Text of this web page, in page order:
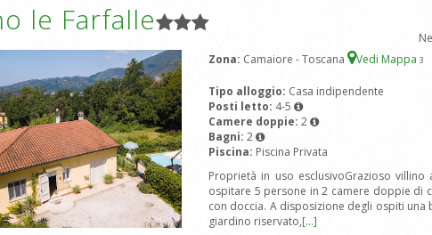
le Farfalle
Zona: Camaiore - Toscana Vedi Mappa 3
Tipo alloggio: Casa indipendente
Posti letto: 4-5
Camere doppie: 2
Bagni: 2
Piscina: Piscina Privata
Proprietà in uso esclusivoGrazioso
ospitare 5 persone in 2 camere doppie di
con doccia. A disposizione degli ospiti
giardino riservato,[...]